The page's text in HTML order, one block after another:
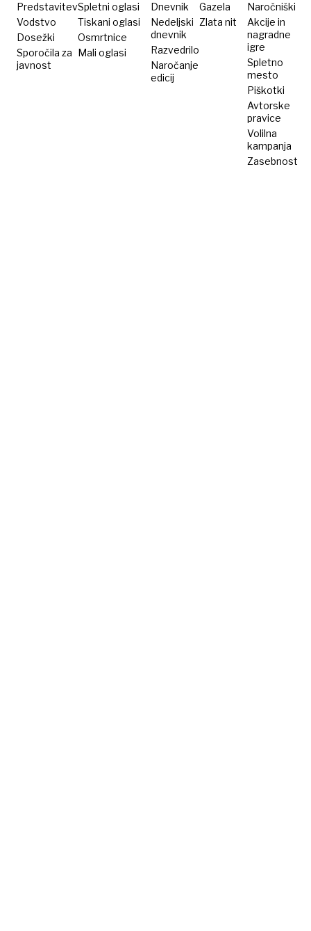
Predstavitev
Vodstvo
Dosežki
Sporočila za
javnost
Spletni oglasi
Tiskani oglasi
Osmrtnice
Mali oglasi
Dnevnik
Nedeljski
dnevnik
Razvedrilo
Naročanje
edicij
Gazela
Zlata nit
Naročniški
Akcije in
nagradne
igre
Spletno
mesto
Piškotki
Avtorske
pravice
Volilna
kampanja
Zasebnost